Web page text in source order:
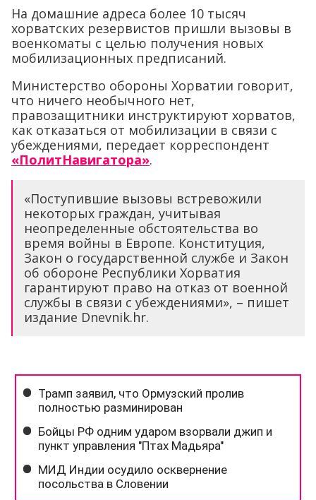
На домашние адреса более 10 тысяч
хорватских резервистов пришли вызовы в
военкоматы с целью получения новых
мобилизационных предписаний.
Министерство обороны Хорватии говорит,
что ничего необычного нет,
правозащитники инструктируют хорватов,
как отказаться от мобилизации в связи с
убеждениями, передает корреспондент
«ПолитНавигатора».
«Поступившие вызовы встревожили
некоторых граждан, учитывая
неопределенные обстоятельства во
время войны в Европе. Конституция,
Закон о государственной службе и Закон
об обороне Республики Хорватия
гарантируют право на отказ от военной
службы в связи с убеждениями», – пишет
издание Dnevnik.hr.